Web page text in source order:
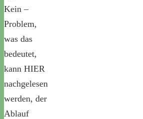
Kein –
Problem,
was das
bedeutet,
kann HIER
nachgelesen
werden, der
Ablauf